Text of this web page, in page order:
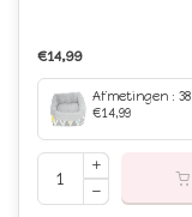
€14,99
€14,99